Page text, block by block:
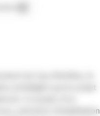
du Cap d’Antibes, le
privilégiée que le projet
Ce projet, d’un
prévoit la réhabilitation